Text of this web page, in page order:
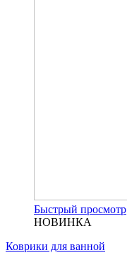
Быстрый просмотр
НОВИНКА
Коврики для ванной